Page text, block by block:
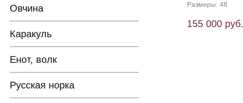
Овчина
Каракуль
Енот, волк
Русская норка
Размеры: 48
155 000 руб.